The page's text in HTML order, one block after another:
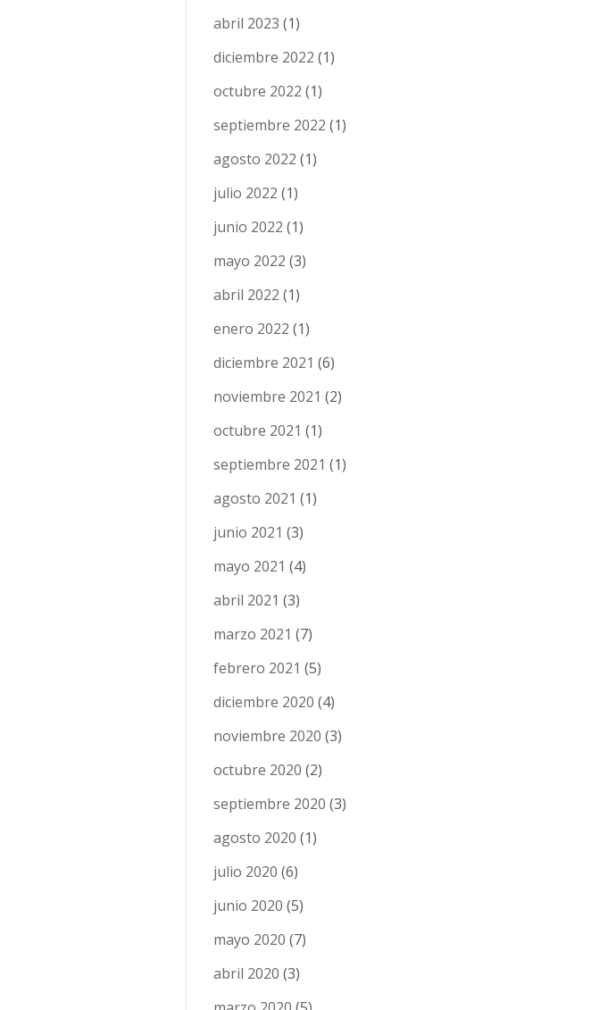
abril 2023 (1)
diciembre 2022 (1)
octubre 2022 (1)
septiembre 2022 (1)
agosto 2022 (1)
julio 2022 (1)
junio 2022 (1)
mayo 2022 (3)
abril 2022 (1)
enero 2022 (1)
diciembre 2021 (6)
noviembre 2021 (2)
octubre 2021 (1)
septiembre 2021 (1)
agosto 2021 (1)
junio 2021 (3)
mayo 2021 (4)
abril 2021 (3)
marzo 2021 (7)
febrero 2021 (5)
diciembre 2020 (4)
noviembre 2020 (3)
octubre 2020 (2)
septiembre 2020 (3)
agosto 2020 (1)
julio 2020 (6)
junio 2020 (5)
mayo 2020 (7)
abril 2020 (3)